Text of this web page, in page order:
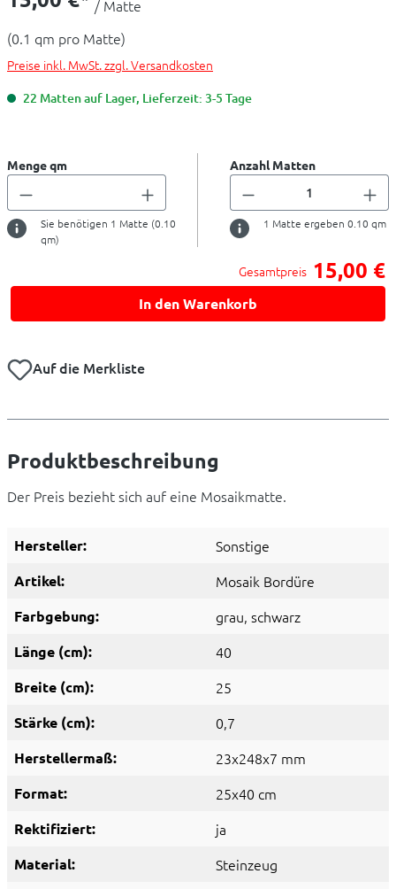
/ Matte
(0.1 qm pro Matte)
Preise inkl. MwSt. zzgl. Versandkosten
22 Matten auf Lager, Lieferzeit: 3-5 Tage
Menge qm
Sie benötigen 1 Matte (0.10
qm)
Anzahl Matten
1 Matte ergeben 0.10 qm
Gesamtpreis 15,00 €
In den Warenkorb
Auf die Merkliste
Produktbeschreibung
Der Preis bezieht sich auf eine Mosaikmatte.
Hersteller: Sonstige
Artikel: Mosaik Bordüre
Farbgebung: grau, schwarz
Länge (cm): 40
Breite (cm): 25
Stärke (cm): 0,7
Herstellermaß: 23x248x7 mm
Format: 25x40 cm
Rektifiziert: ja
Material: Steinzeug